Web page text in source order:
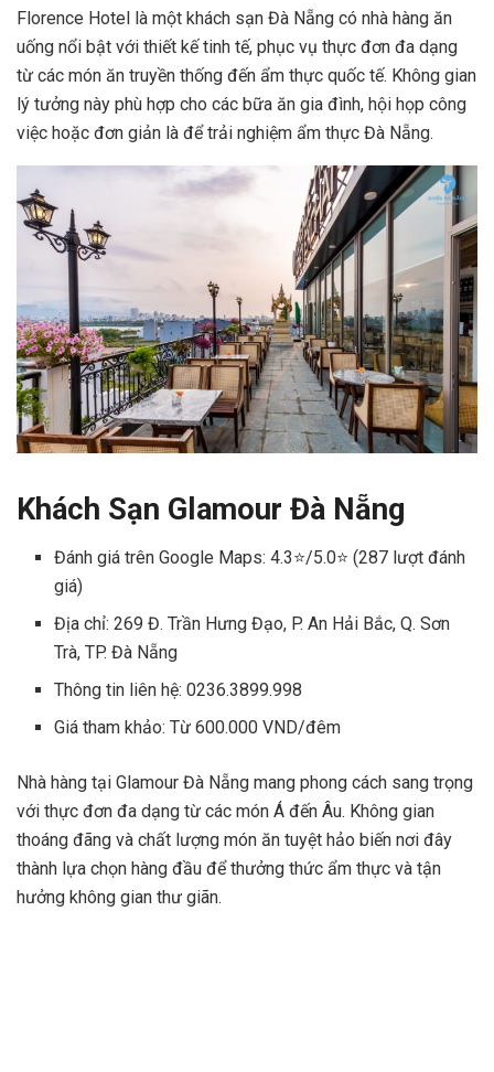
Florence Hotel là một khách sạn Đà Nẵng có nhà hàng ăn
uống nổi bật với thiết kế tinh tế, phục vụ thực đơn đa dạng
từ các món ăn truyền thống đến ẩm thực quốc tế. Không gian
lý tưởng này phù hợp cho các bữa ăn gia đình, hội họp công
việc hoặc đơn giản là để trải nghiệm ẩm thực Đà Nẵng.
Khách Sạn Glamour Đà Nẵng
Đánh giá trên Google Maps: 4.3⭐/5.0⭐ (287 lượt đánh
giá)
Địa chỉ: 269 Đ. Trần Hưng Đạo, P. An Hải Bắc, Q. Sơn
Trà, TP. Đà Nẵng
Thông tin liên hệ: 0236.3899.998
Giá tham khảo: Từ 600.000 VND/đêm
Nhà hàng tại Glamour Đà Nẵng mang phong cách sang trọng
với thực đơn đa dạng từ các món Á đến Âu. Không gian
thoáng đãng và chất lượng món ăn tuyệt hảo biến nơi đây
thành lựa chọn hàng đầu để thưởng thức ẩm thực và tận
hưởng không gian thư giãn.